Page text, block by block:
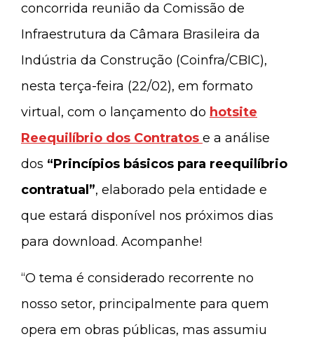
concorrida reunião da Comissão de
Infraestrutura da Câmara Brasileira da
Indústria da Construção (Coinfra/CBIC),
nesta terça-feira (22/02), em formato
virtual, com o lançamento do hotsite
Reequilíbrio dos Contratos e a análise
dos “Princípios básicos para reequilíbrio
contratual”, elaborado pela entidade e
que estará disponível nos próximos dias
para download. Acompanhe!
“O tema é considerado recorrente no
nosso setor, principalmente para quem
opera em obras públicas, mas assumiu